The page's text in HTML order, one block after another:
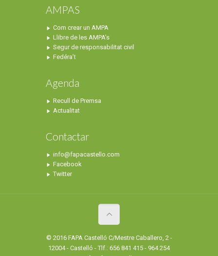
AMPAS
Com crear un AMPA
Llibre de les AMPA’s
Segur de responsabilitat civil
Fedéra’t
Agenda
Recull de Premsa
Actualitat
Contactar
info@fapacastello.com
Facebook
Twitter
© 2016 FAPA Castelló C/Mestre Caballero, 2 -
12004 - Castelló - Tlf.: 656 841 415 - 964 254